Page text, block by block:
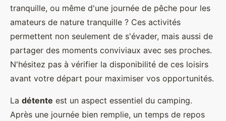
tranquille, ou même d'une journée de pêche pour les
amateurs de nature tranquille ? Ces activités
permettent non seulement de s'évader, mais aussi de
partager des moments conviviaux avec ses proches.
N'hésitez pas à vérifier la disponibilité de ces loisirs
avant votre départ pour maximiser vos opportunités.
La détente est un aspect essentiel du camping.
Après une journée bien remplie, un temps de repos